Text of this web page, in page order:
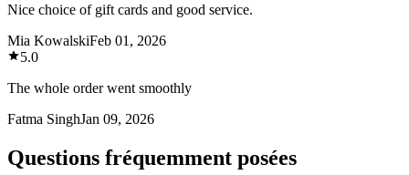
Nice choice of gift cards and good service.
Mia KowalskiFeb 01, 2026
5.0
The whole order went smoothly
Fatma SinghJan 09, 2026
Questions fréquemment posées